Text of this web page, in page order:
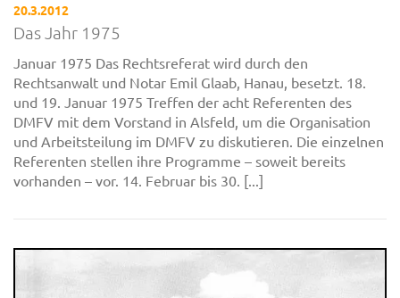
20.3.2012
Das Jahr 1975
Januar 1975 Das Rechtsreferat wird durch den
Rechtsanwalt und Notar Emil Glaab, Hanau, besetzt. 18.
und 19. Januar 1975 Treffen der acht Referenten des
DMFV mit dem Vorstand in Alsfeld, um die Organisation
und Arbeitsteilung im DMFV zu diskutieren. Die einzelnen
Referenten stellen ihre Programme – soweit bereits
vorhanden – vor. 14. Februar bis 30. [...]